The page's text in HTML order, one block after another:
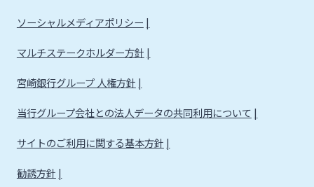
ソーシャルメディアポリシー
マルチステークホルダー方針
宮崎銀行グループ 人権方針
当行グループ会社との法人データの共同利用について
サイトのご利用に関する基本方針
勧誘方針